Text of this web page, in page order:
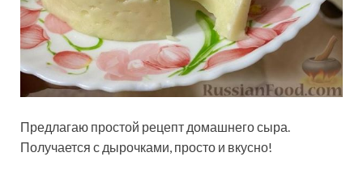
Предлагаю простой рецепт домашнего сыра.
Получается с дырочками, просто и вкусно!